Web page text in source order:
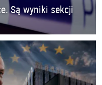
Są wyniki sekcji